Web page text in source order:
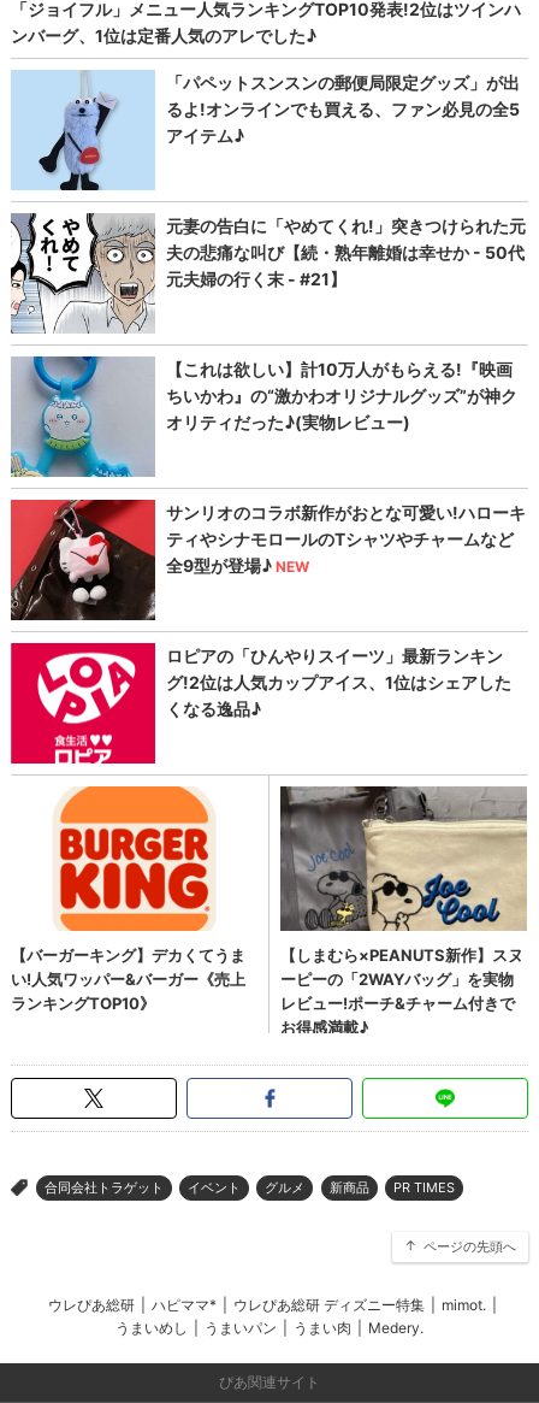
> 合同会社トラゲット イベント グルメ 新商品 PR TIMES
ページの先頭へ
ウレぴあ総研 ハピママ* ウレぴあ総研 ディズニー特集 mimot.
うまいめし
うまいパン うまい肉 Medery.
ぴあ関連サイト